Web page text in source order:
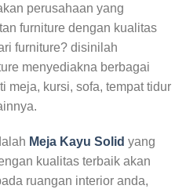
perusahaan yang
furniture dengan kualitas
furniture? disinilah
menyediakna berbagai
meja, kursi, sofa, tempat tidur
Meja Kayu Solid yang
kualitas terbaik akan
ruangan interior anda,